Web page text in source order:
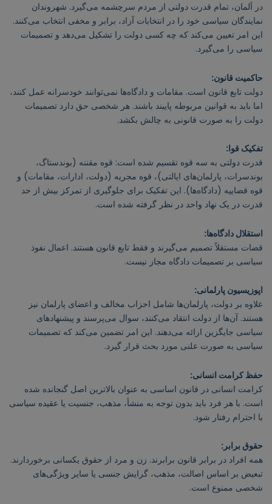
در آلمان، تمام قدرت دولتی از مردم سرچشمه می‌گیرد. شهروندان
نمایندگان سیاسی خود را در انتخابات آزاد، برابر و مخفی انتخاب می‌کنند.
این امر تعیین می‌کند که چه کسی دولت را تشکیل می‌دهد و تصمیمات
سیاسی را می‌گیرد.
حاکمیت قانون:
دولت تابع قانون است. مقامات و دادگاه‌ها نمی‌توانند خودسرانه عمل کنند،
اما باید به قوانین مربوطه پایبند باشند. هر شخصی حق دارد تصمیمات
دولت را به صورت قانونی به چالش بکشد.
تفکیک قوا:
قدرت دولتی به سه قوه تقسیم شده است: قوه مقننه (بوندستاگ،
بوندسرات، پارلمان‌های ایالتی)، قوه مجریه (دولت، ادارات، مقامات) و
قوه قضاییه (دادگاه‌ها). این تفکیک برای جلوگیری از تمرکز بیش از حد
قدرت در یک نهاد واحد در نظر گرفته شده است.
استقلال دادگاه‌ها:
قضات مستقلاً تصمیم می‌گیرند و فقط تابع قانون هستند. اعمال نفوذ
سیاسی بر تصمیمات دادگاه مجاز نیست.
اپوزیسیون پارلمانی:
علاوه بر دولت، پارلمان‌ها شامل احزاب مخالف و اعضای پارلمان نیز
هستند. آن‌ها از دولت انتقاد می‌کنند، سوال می‌پرسند و پیشنهادهای
سیاسی جایگزین ارائه می‌دهند. این امر تضمین می‌کند که تصمیمات
سیاسی به صورت علنی مورد بحث قرار گیرد.
حفظ کرامت انسانی:
کرامت انسانی در قانون اساسی به عنوان بالاترین اصل گنجانده شده
است. با هر فرد باید بدون توجه به منشأ، مذهب، جنسیت یا عقیده سیاسی
با احترام رفتار شود.
حقوق برابر:
همه افراد در برابر قانون برابرند. زن و مرد از حقوق یکسانی برخوردارند.
تبعیض بر اساس اصالت، مذهب، گرایش جنسی یا سایر ویژگی‌های
شخصی ممنوع است.